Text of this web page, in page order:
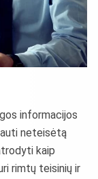
informacijos
neteisėtą
kaip
rimtų teisinių ir